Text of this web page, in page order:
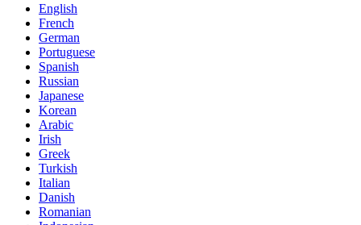
English
French
German
Portuguese
Spanish
Russian
Japanese
Korean
Arabic
Irish
Greek
Turkish
Italian
Danish
Romanian